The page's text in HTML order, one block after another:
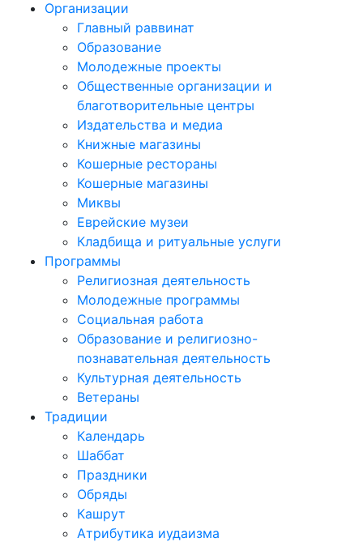
Организации
Главный раввинат
Образование
Молодежные проекты
Общественные организации и
благотворительные центры
Издательства и медиа
Книжные магазины
Кошерные рестораны
Кошерные магазины
Миквы
Еврейские музеи
Кладбища и ритуальные услуги
Программы
Религиозная деятельность
Молодежные программы
Социальная работа
Образование и религиозно-
познавательная деятельность
Культурная деятельность
Ветераны
Традиции
Календарь
Шаббат
Праздники
Обряды
Кашрут
Атрибутика иудаизма